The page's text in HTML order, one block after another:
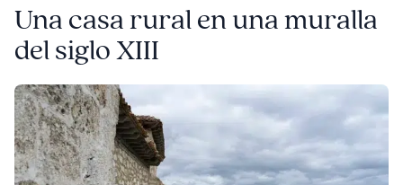
Una casa rural en una muralla
del siglo XIII